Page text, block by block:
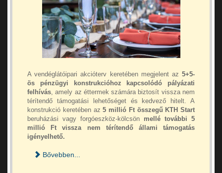
A vendéglátóipari akcióterv keretében megjelent az 5+5-
ös pénzügyi konstrukcióhoz kapcsolódó pályázati
felhívás, amely az éttermek számára biztosít vissza nem
térítendő támogatási lehetőséget és kedvező hitelt. A
konstrukció keretében az 5 millió Ft összegű KTH Start
beruházási vagy forgóeszköz-kölcsön mellé további 5
millió Ft vissza nem térítendő állami támogatás
igényelhető.
Bővebben...